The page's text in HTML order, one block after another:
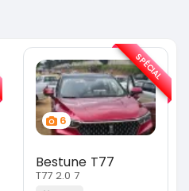
6
Bestune T77
T77 2.0 7
SPÉCIAL